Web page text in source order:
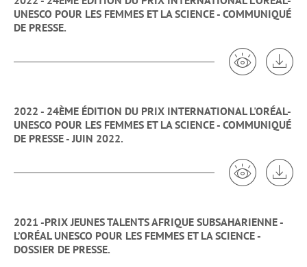
UNESCO POUR LES FEMMES ET LA SCIENCE - COMMUNIQUÉ
DE PRESSE.
Voir 2022 -
2022 - 24ÈME ÉDITION DU PRIX INTERNATIONAL L'ORÉAL-
UNESCO POUR LES FEMMES ET LA SCIENCE - COMMUNIQUÉ
DE PRESSE - JUIN 2022.
Voir 2022 -
2021 -PRIX JEUNES TALENTS AFRIQUE SUBSAHARIENNE -
L’ORÉAL UNESCO POUR LES FEMMES ET LA SCIENCE -
DOSSIER DE PRESSE.